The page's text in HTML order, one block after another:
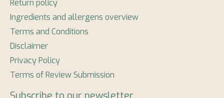
Return policy
Ingredients and allergens overview
Terms and Conditions
Disclaimer
Privacy Policy
Terms of Review Submission